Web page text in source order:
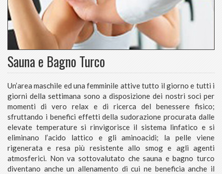
Sauna e Bagno Turco
Un’area maschile ed una femminile attive tutto il giorno e tutti i
giorni della settimana sono a disposizione dei nostri soci per
momenti di vero relax e di ricerca del benessere fisico;
sfruttando i benefici effetti della sudorazione procurata dalle
elevate temperature si rinvigorisce il sistema linfatico e si
eliminano l’acido lattico e gli aminoacidi; la pelle viene
rigenerata e resa più resistente allo smog e agli agenti
atmosferici. Non va sottovalutato che sauna e bagno turco
diventano anche un allenamento di cui ne beneficia anche il